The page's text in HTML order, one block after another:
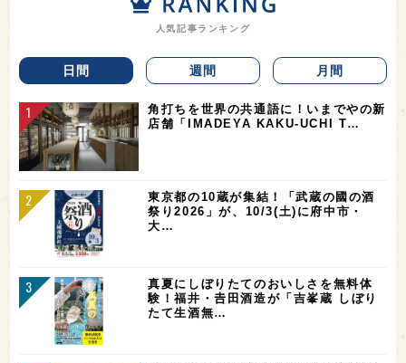
人気記事ランキング
日間 週間 月間
角打ちを世界の共通語に！いまでやの新
店舗「IMADEYA KAKU-UCHI T…
東京都の10蔵が集結！「武蔵の國の酒
祭り2026」が、10/3(土)に府中市・
大…
真夏にしぼりたてのおいしさを無料体
験！福井・𠮷田酒造が「吉峯蔵 しぼり
たて生酒無…